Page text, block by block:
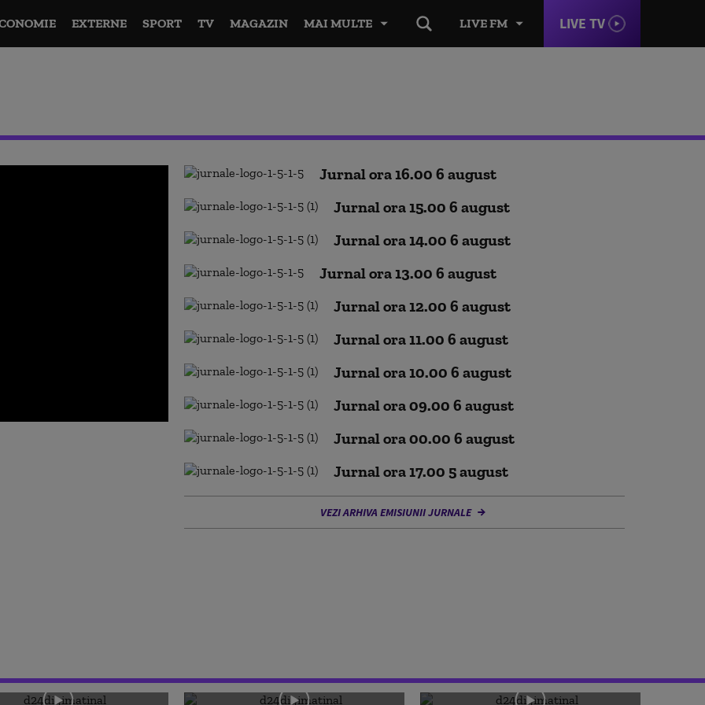
LIVE FM LIVE TV
EXTERNE SPORT TV MAGAZIN MAI MULTE
Jurnal ora 16.00 6 august
Jurnal ora 15.00 6 august
Jurnal ora 14.00 6 august
Jurnal ora 13.00 6 august
Jurnal ora 12.00 6 august
Jurnal ora 11.00 6 august
Jurnal ora 10.00 6 august
Jurnal ora 09.00 6 august
Jurnal ora 00.00 6 august
Jurnal ora 17.00 5 august
VEZI ARHIVA EMISIUNII JURNALE